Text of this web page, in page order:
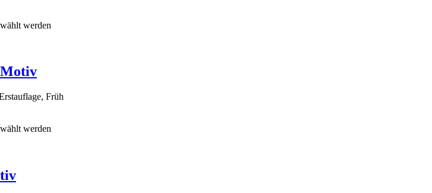
werden
Früh
werden